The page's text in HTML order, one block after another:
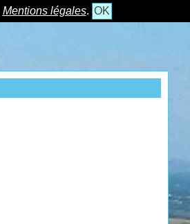
Mentions légales. OK